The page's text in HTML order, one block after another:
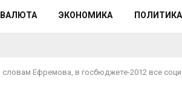
ЭКОНОМИКА ПОЛИТИКА
словам Ефремова, в госбюджете-2012 все